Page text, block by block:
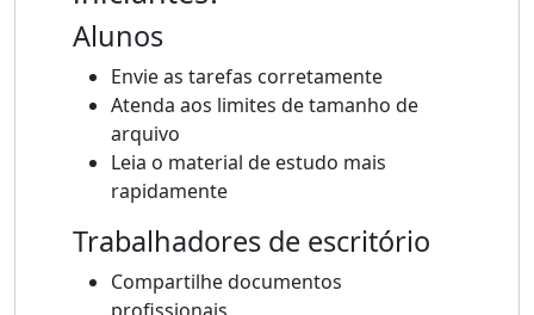
Alunos
Envie as tarefas corretamente
Atenda aos limites de tamanho de
arquivo
Leia o material de estudo mais
rapidamente
Trabalhadores de escritório
Compartilhe documentos